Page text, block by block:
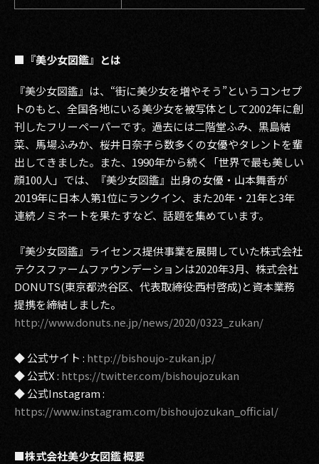
■『美少女図鑑』とは
『美少女図鑑』は、“街に美少女を増やそう”というコンセプ
トのもと、全国各地にいる美少女を被写体として2002年に創
刊したフリーペーパーです。過去には二階堂ふみ、黒島結
菜、馬場ふみか、桜井日奈子ら数多くの女優やタレントを輩
出してきました。また、1990年から続く「世界で最も美しい
顔100人」では、『美少女図鑑』出身の女優・山本舞香が
2019年に日本人第1位にランクイン、また20年・21年と3年
連続ノミネートを果たすなど、話題を集めています。
『美少女図鑑』ライセンス提供事業を展開していた株式会社
テクスファームファウンデーションは2020年3月、株式会社
DONUTS(東京都渋谷区、代表取締役:西村啓成)と資本業務
提携を締結しました。
http://www.donuts.ne.jp/news/2020/0323_zukan/
◆ 公式サイト : http://bishoujo-zukan.jp/
◆ 公式X : https://twitter.com/bishoujozukan
◆ 公式Instagram :
https://www.instagram.com/bishoujozukan_official/
■株式会社美少女図鑑 概要